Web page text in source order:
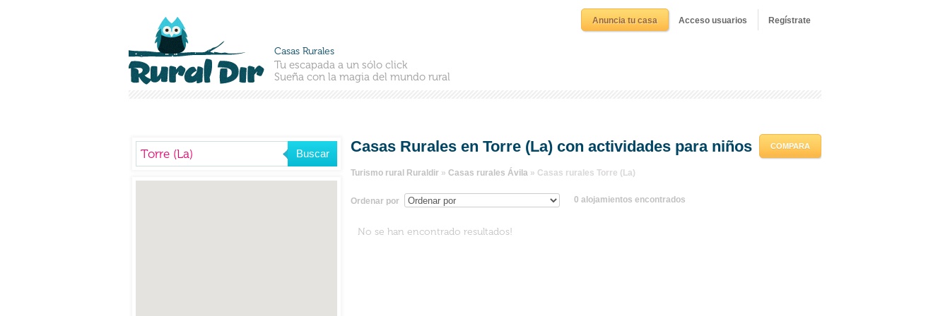
Casas Rurales
Tu escapada a un sólo click
Sueña con la magia del mundo rural
Anuncia tu casa Acceso usuarios Regístrate
Casas Rurales en Torre (La) con actividades para niños
Turismo rural Ruraldir» Casas rurales Ávila» Casas rurales Torre (La)
Ordenar por 0 alojamientos encontrados
COMPARA
No se han encontrado resultados!